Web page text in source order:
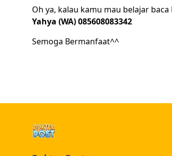
Oh ya, kalau kamu mau belajar baca
Yahya (WA) 085608083342
Semoga Bermanfaat^^